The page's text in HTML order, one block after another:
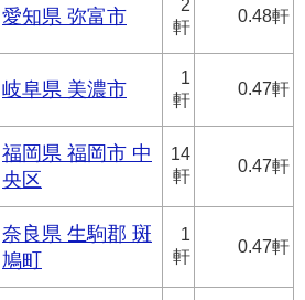
愛知県 弥富市
2
軒
0.48軒
岐阜県 美濃市
1
軒
0.47軒
福岡県 福岡市 中
央区
14
軒
0.47軒
奈良県 生駒郡 斑
鳩町
1
軒
0.47軒